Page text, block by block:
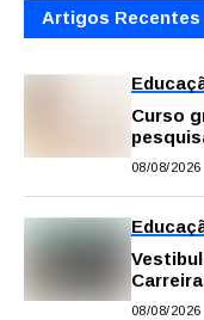
Artigos Recentes
Curso
inscrever
08/08/2026
escolha
08/08/2026